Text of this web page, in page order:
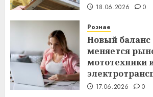
18.06.2026 0
Рознае
Новый баланс
меняется
мототехники
17.06.2026 0